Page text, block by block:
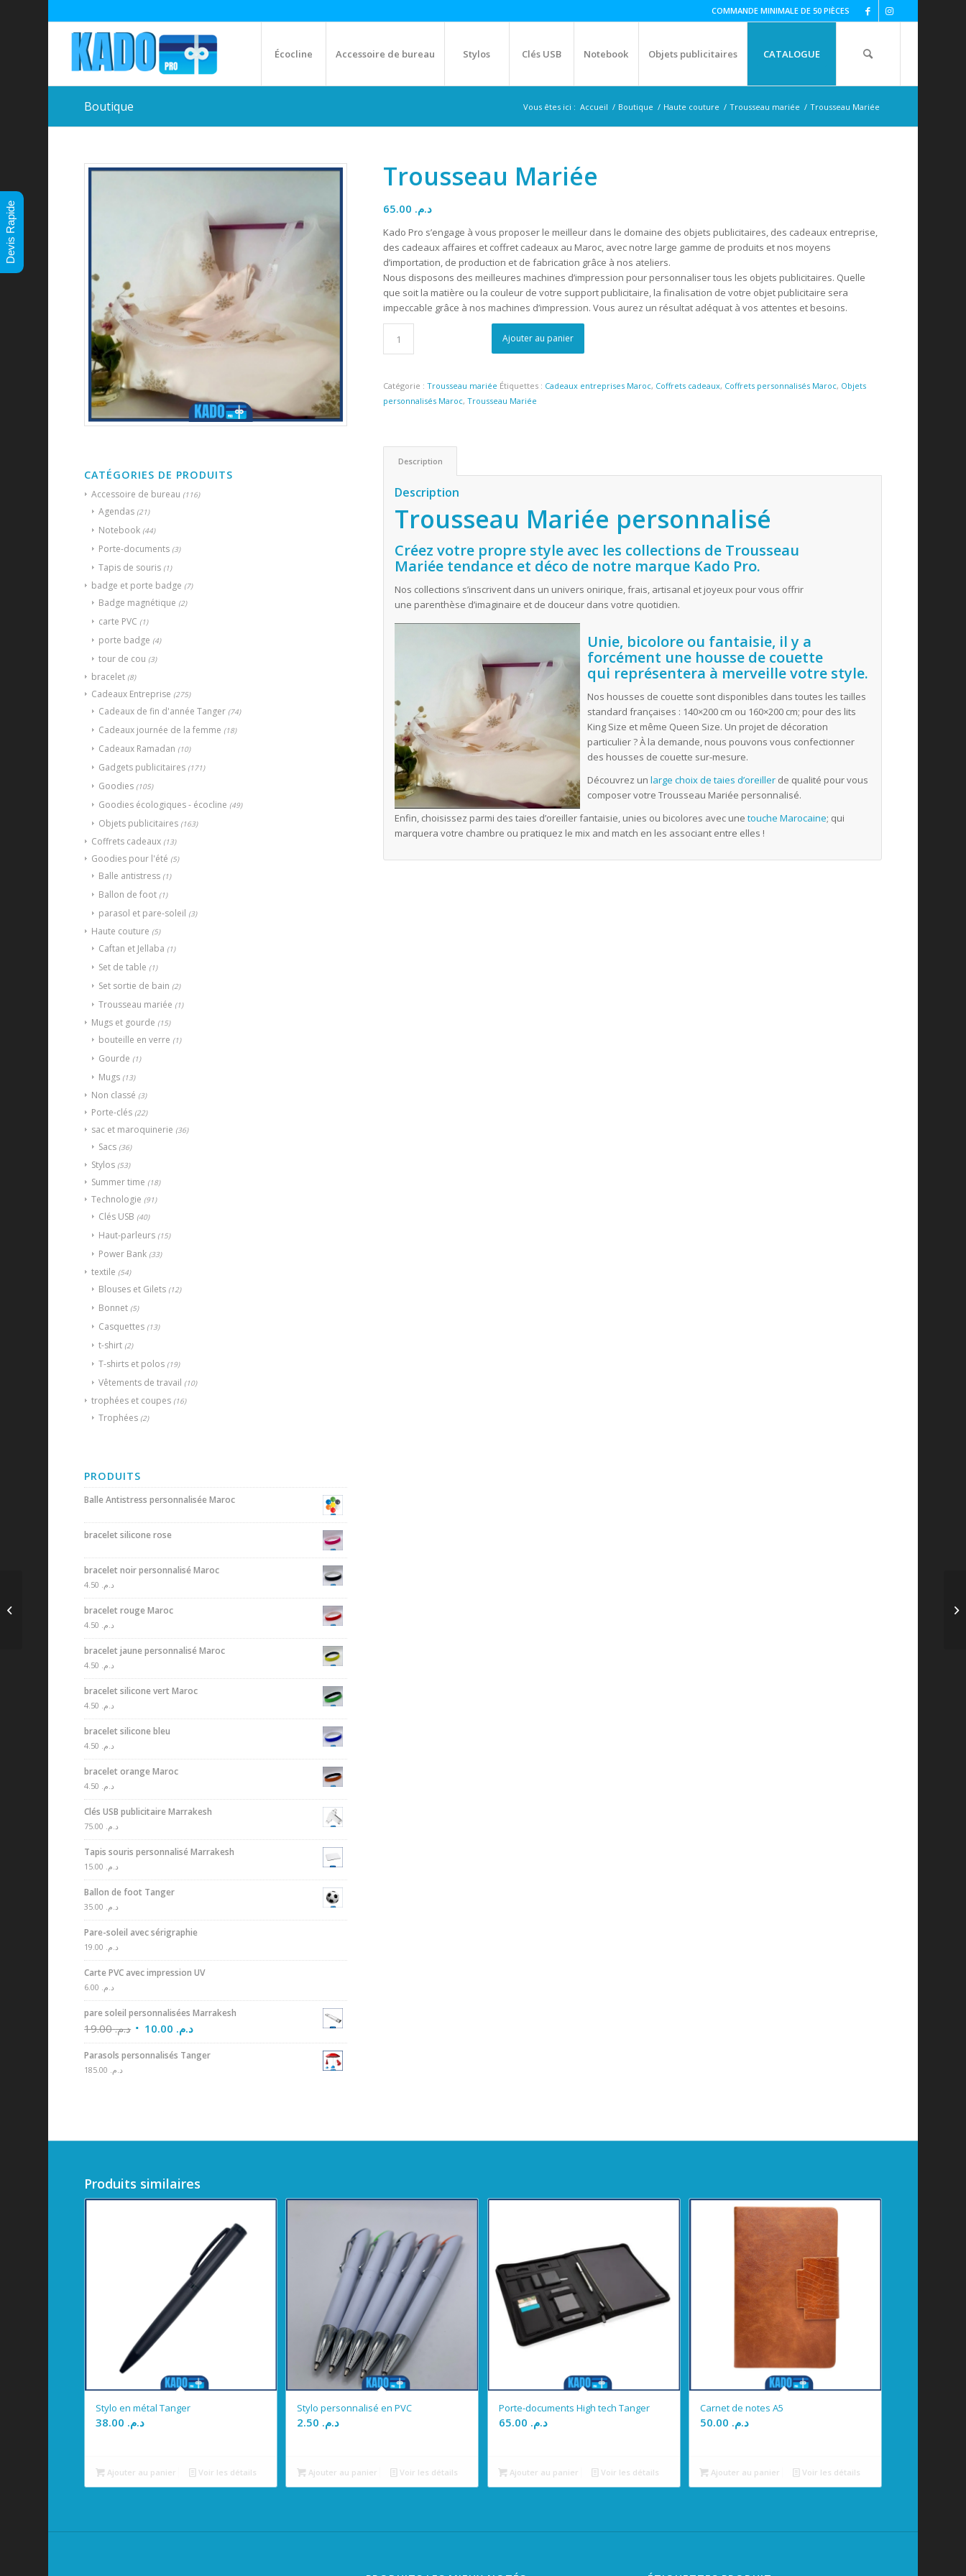
COMMANDE MINIMALE DE 50 PIÈCES
Écocline Accessoire de bureau Stylos Clés USB Notebook Objets publicitaires CATALOGUE
Boutique Vous êtes ici : Accueil / Boutique / Haute couture / Trousseau mariée / Trousseau Mariée
CATÉGORIES DE PRODUITS
Accessoire de bureau (116)
Agendas (21)
Notebook (44)
Porte-documents (3)
Tapis de souris (1)
badge et porte badge (7)
Badge magnétique (2)
carte PVC (1)
porte badge (4)
tour de cou (3)
bracelet (8)
Cadeaux Entreprise (275)
Cadeaux de fin d'année Tanger (74)
Cadeaux journée de la femme (18)
Cadeaux Ramadan (10)
Gadgets publicitaires (171)
Goodies (105)
Goodies écologiques - écocline (49)
Objets publicitaires (163)
Coffrets cadeaux (13)
Goodies pour l'été (5)
Balle antistress (1)
Ballon de foot (1)
parasol et pare-soleil (3)
Haute couture (5)
Caftan et Jellaba (1)
Set de table (1)
Set sortie de bain (2)
Trousseau mariée (1)
Mugs et gourde (15)
bouteille en verre (1)
Gourde (1)
Mugs (13)
Non classé (3)
Porte-clés (22)
sac et maroquinerie (36)
Sacs (36)
Stylos (53)
Summer time (18)
Technologie (91)
Clés USB (40)
Haut-parleurs (15)
Power Bank (33)
textile (54)
Blouses et Gilets (12)
Bonnet (5)
Casquettes (13)
t-shirt (2)
T-shirts et polos (19)
Vêtements de travail (10)
trophées et coupes (16)
Trophées (2)
PRODUITS
Balle Antistress personnalisée Maroc
bracelet silicone rose
bracelet noir personnalisé Maroc
د.م.
bracelet rouge Maroc
د.م.
bracelet jaune personnalisé Maroc
د.م.
bracelet silicone vert Maroc
د.م.
bracelet silicone bleu
د.م.
bracelet orange Maroc
د.م.
Clés USB publicitaire Marrakesh
د.م.
Tapis souris personnalisé Marrakesh
د.م.
Ballon de foot Tanger
د.م.
Pare-soleil avec sérigraphie
د.م.
Carte PVC avec impression UV
د.م.
pare soleil personnalisées Marrakesh
د.م.19.00 د.م.
Parasols personnalisés Tanger
د.م.
Trousseau Mariée
د.م.
Kado Pro s’engage à vous proposer le meilleur dans le domaine des objets publicitaires, des cadeaux entreprise,
des cadeaux affaires et coffret cadeaux au Maroc, avec notre large gamme de produits et nos moyens
d’importation, de production et de fabrication grâce à nos ateliers.
Nous disposons des meilleures machines d’impression pour personnaliser tous les objets publicitaires. Quelle
que soit la matière ou la couleur de votre support publicitaire, la finalisation de votre objet publicitaire sera
impeccable grâce à nos machines d’impression. Vous aurez un résultat adéquat à vos attentes et besoins.
Ajouter au panier
Catégorie :Trousseau mariée Étiquettes : Cadeaux entreprises Maroc, Coffrets cadeaux, Coffrets personnalisés Maroc, Objets
personnalisés Maroc,Trousseau Mariée
Description
Description
Trousseau Mariée personnalisé
Créez votre propre style avec les collections de Trousseau
Mariée tendance et déco de notre marque Kado Pro.
Nos collections s’inscrivent dans un univers onirique, frais, artisanal et joyeux pour vous offrir
une parenthèse d’imaginaire et de douceur dans votre quotidien.
Unie, bicolore ou fantaisie, il y a
forcément une housse de couette
qui représentera à merveillevotre style.
Nos housses de couette sont disponibles dans toutes les tailles
standard françaises : 140×200 cm ou 160×200 cm; pour des lits
King Size et même Queen Size. Un projet de décoration
particulier ? À la demande, nous pouvons vous confectionner
des housses de couette sur-mesure.
Découvrez unlarge choix de taies d’oreiller de qualité pour vous
composer votre Trousseau Mariée personnalisé.
Enfin, choisissez parmi des taies d’oreiller fantaisie, unies ou bicolores avec unetouche Marocaine; qui
marquera votre chambre ou pratiquez le mix and match en les associant entre elles !
Produits similaires
Stylo en métal Tanger
د.م.
Ajouter au panier Voir les détails
Stylo personnalisé en PVC
د.م.
Ajouter au panier Voir les détails
Porte-documents High tech Tanger
د.م.
Ajouter au panier Voir les détails
Carnet de notes A5
د.م.
Ajouter au panier Voir les détails
Set sortie de bain
Devis Rapide